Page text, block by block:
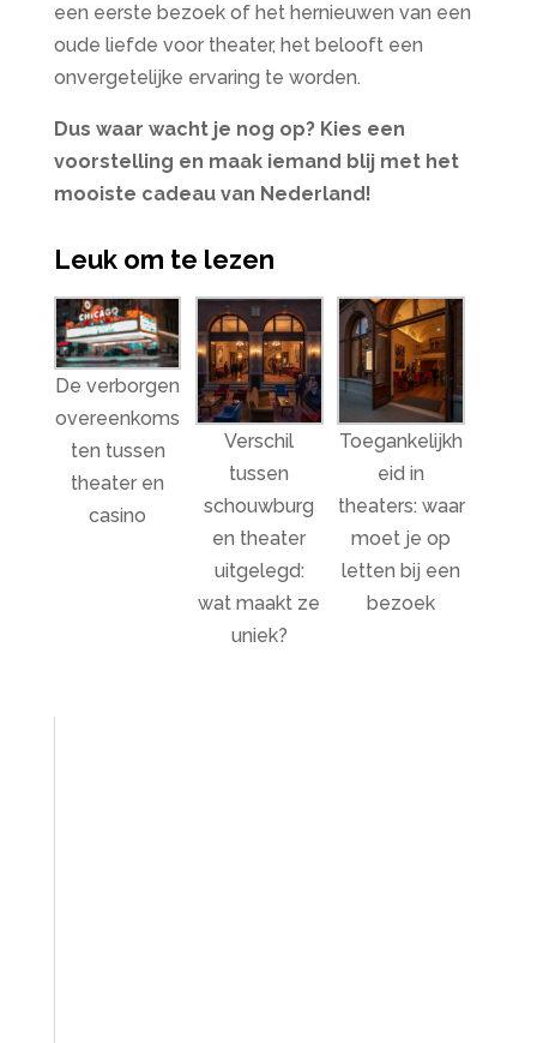
een eerste bezoek of het hernieuwen van een
oude liefde voor theater, het belooft een
onvergetelijke ervaring te worden.
Dus waar wacht je nog op? Kies een
voorstelling en maak iemand blij met het
mooiste cadeau van Nederland!
Leuk om te lezen
De verborgen
overeenkoms
ten tussen
theater en
casino
Verschil
tussen
schouwburg
en theater
uitgelegd:
wat maakt ze
uniek?
Toegankelijkh
eid in
theaters: waar
moet je op
letten bij een
bezoek